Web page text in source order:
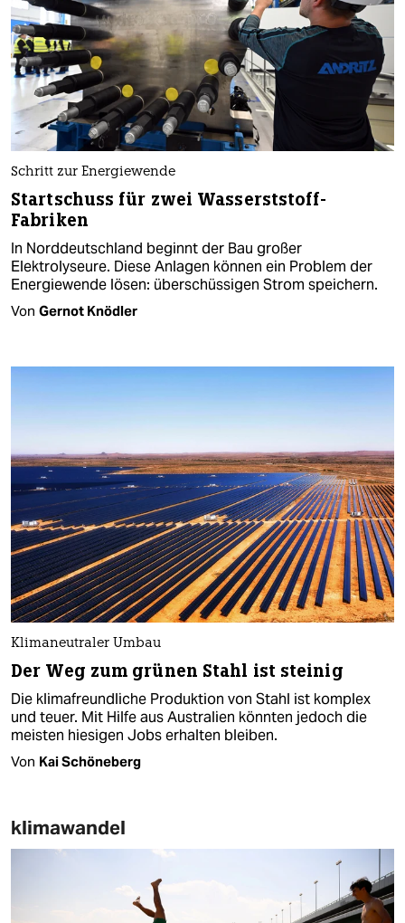
Schritt zur Energiewende
Startschuss für zwei Wasserststoff-
Fabriken
In Norddeutschland beginnt der Bau großer
Elektrolyseure. Diese Anlagen können ein Problem der
Energiewende lösen: überschüssigen Strom speichern.
Von Gernot Knödler
Klimaneutraler Umbau
Der Weg zum grünen Stahl ist steinig
Die klimafreundliche Produktion von Stahl ist komplex
und teuer. Mit Hilfe aus Australien könnten jedoch die
meisten hiesigen Jobs erhalten bleiben.
Von Kai Schöneberg
klimawandel